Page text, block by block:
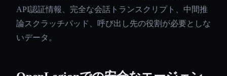
API認証情報、完全な会話トランスクリプト、中間推
論スクラッチパッド、呼び出し先の役割が必要としな
いデータ。